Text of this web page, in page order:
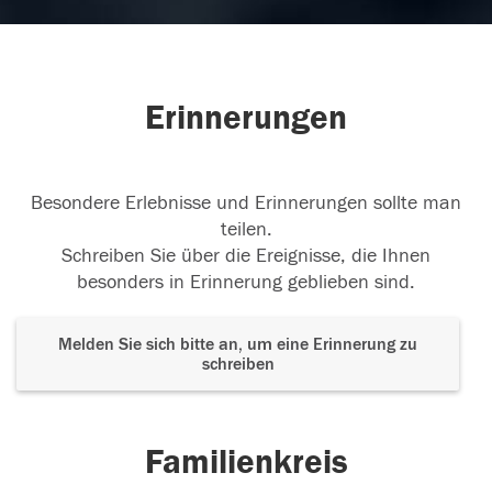
Erinnerungen
Besondere Erlebnisse und Erinnerungen sollte man
teilen.
Schreiben Sie über die Ereignisse, die Ihnen
besonders in Erinnerung geblieben sind.
Melden Sie sich bitte an, um eine Erinnerung zu
schreiben
Familienkreis